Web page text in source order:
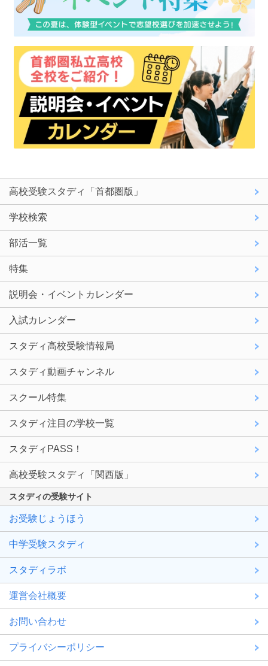
高校受験スタディ「首都圏版」
学校検索
部活一覧
特集
説明会・イベントカレンダー
入試カレンダー
スタディ高校受験情報局
スタディ動画チャンネル
スクール特集
スタディ注目の学校一覧
スタディPASS！
高校受験スタディ「関西版」
スタディの受験サイト
お受験じょうほう
中学受験スタディ
スタディラボ
運営会社概要
お問い合わせ
プライバシーポリシー